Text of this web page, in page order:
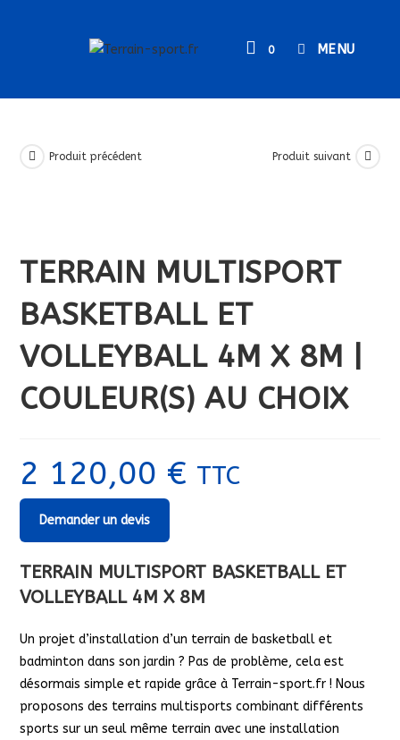
0 MENU
Produit précédent Produit suivant
TERRAIN MULTISPORT
BASKETBALL ET
VOLLEYBALL 4M X 8M |
COULEUR(S) AU CHOIX
2 120,00 € TTC
Demander un devis
TERRAIN MULTISPORT BASKETBALL ET
VOLLEYBALL 4M X 8M
Un projet d’installation d’un terrain de basketball et
badminton dans son jardin ? Pas de problème, cela est
désormais simple et rapide grâce à Terrain-sport.fr ! Nous
proposons des terrains multisports combinant différents
sports sur un seul même terrain avec une installation